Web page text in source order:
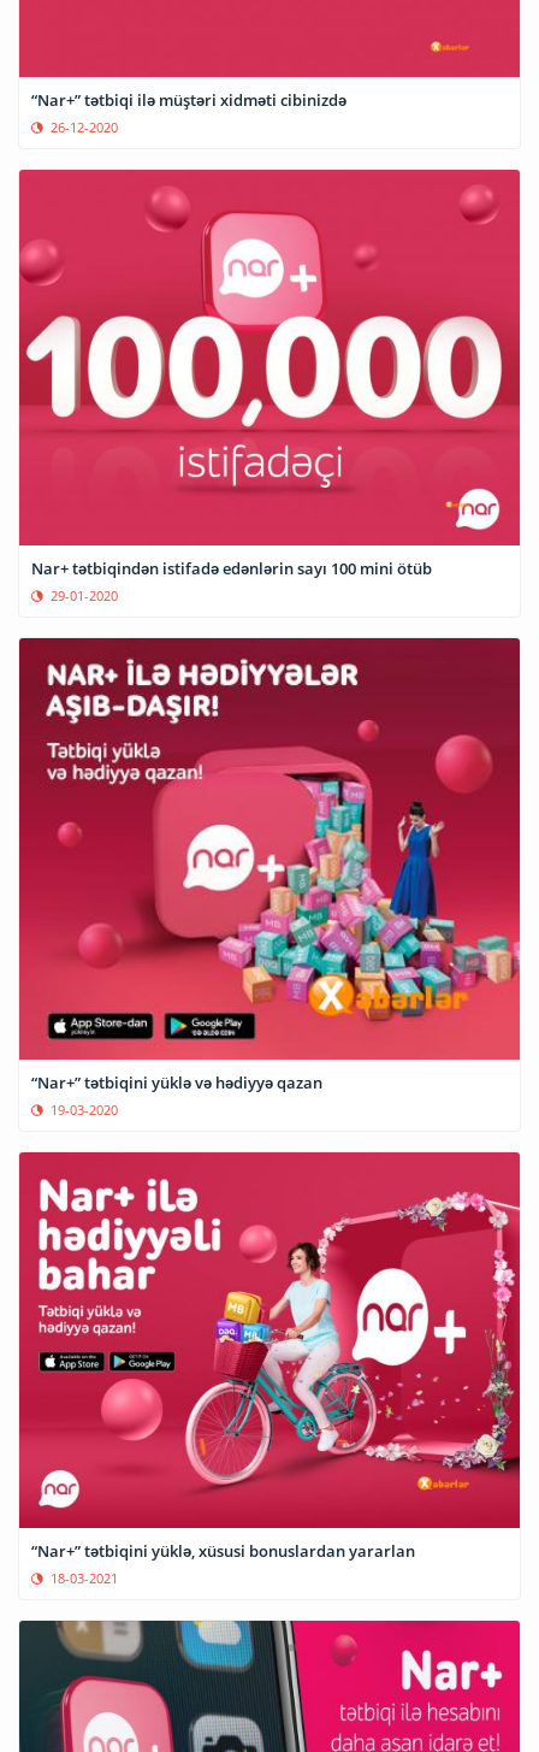
“Nar+” tətbiqi ilə müştəri xidməti cibinizdə
26-12-2020
Nar+ tətbiqindən istifadə edənlərin sayı 100 mini ötüb
29-01-2020
“Nar+” tətbiqini yüklə və hədiyyə qazan
19-03-2020
“Nar+” tətbiqini yüklə, xüsusi bonuslardan yararlan
18-03-2021